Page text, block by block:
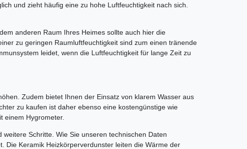
und zieht häufig eine zu hohe Luftfeuchtigkeit nach sich.
anderen Raum Ihres Heimes sollte auch hier die
zu geringen Raumluftfeuchtigkeit sind zum einen tränende
leidet, wenn die Luftfeuchtigkeit für lange Zeit zu
Zudem bietet Ihnen der Einsatz von klarem Wasser aus
zu kaufen ist daher ebenso eine kostengünstige wie
einem Hygrometer.
Schritte. Wie Sie unseren technischen Daten
Die Keramik Heizkörperverdunster leiten die Wärme der